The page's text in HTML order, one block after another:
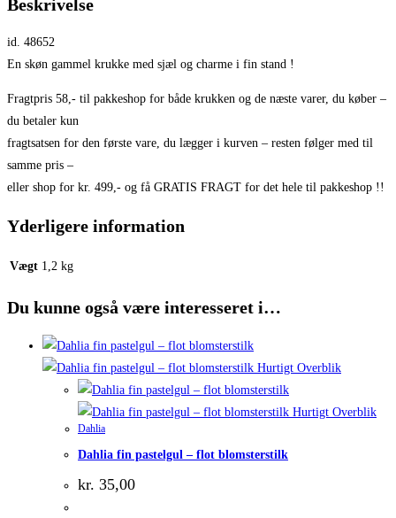
Beskrivelse
id. 48652
En skøn gammel krukke med sjæl og charme i fin stand !
Fragtpris 58,- til pakkeshop for både krukken og de næste varer, du køber –
du betaler kun
fragtsatsen for den første vare, du lægger i kurven – resten følger med til
samme pris –
eller shop for kr. 499,- og få GRATIS FRAGT for det hele til pakkeshop !!
Yderligere information
Vægt 1,2 kg
Du kunne også være interesseret i…
Hurtigt Overblik
Hurtigt Overblik
Dahlia
Dahlia fin pastelgul – flot blomsterstilk
kr. 35,00